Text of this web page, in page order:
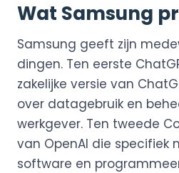
Wat Samsung
Samsung geeft zijn
dingen. Ten eerste
zakelijke versie van
over datagebruik en
werkgever. Ten tweede
van OpenAI die specifiek
software en